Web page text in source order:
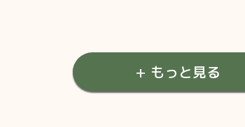
+ もっと見る